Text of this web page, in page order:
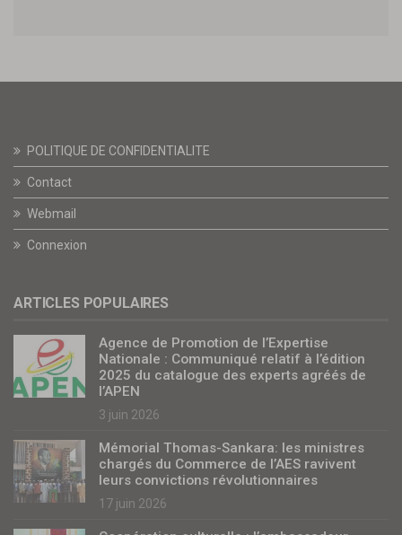
POLITIQUE DE CONFIDENTIALITE
Contact
Webmail
Connexion
ARTICLES POPULAIRES
Agence de Promotion de l’Expertise
Nationale : Communiqué relatif à l’édition
2025 du catalogue des experts agréés de
l’APEN
3 juin 2026
Mémorial Thomas-Sankara: les ministres
chargés du Commerce de l’AES ravivent
leurs convictions révolutionnaires
17 juin 2026